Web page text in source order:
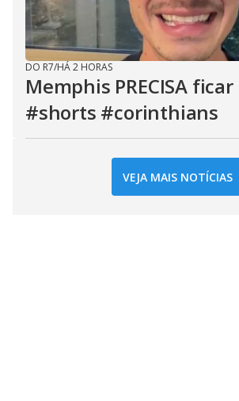
DO R7/HÁ 2 HORAS
Memphis PRECISA
#shorts #corinthians
VEJA MAIS NOTÍCIAS